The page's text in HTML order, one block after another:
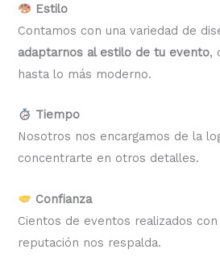
Estilo
Contamos con una variedad de
adaptarnos al estilo de tu evento,
hasta lo más moderno.
Tiempo
Nosotros nos encargamos de la
concentrarte en otros detalles.
Confianza
Cientos de eventos realizados
reputación nos respalda.